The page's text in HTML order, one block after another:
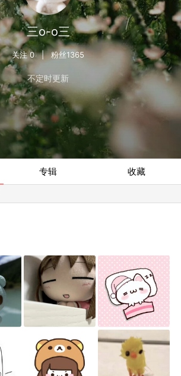
三o-o三
关注0| 粉丝1365
不定时更新
专辑 收藏